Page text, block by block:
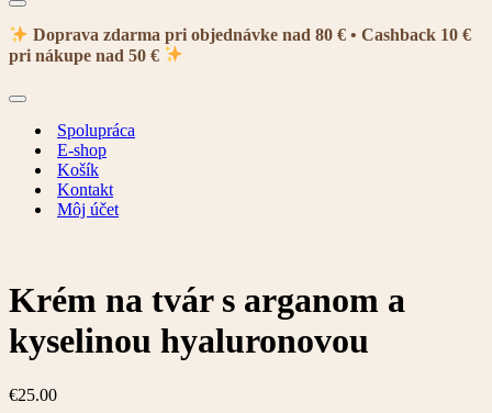
Menu
navigácie
Doprava zdarma pri objednávke nad 80 € • Cashback 10 €
pri nákupe nad 50 €
Menu
navigácieSpolupráca
E-shop
Košík
Kontakt
Môj účet
Krém na tvár s arganom a
kyselinou hyaluronovou
€25.00